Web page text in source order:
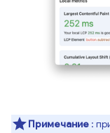
Примечание :